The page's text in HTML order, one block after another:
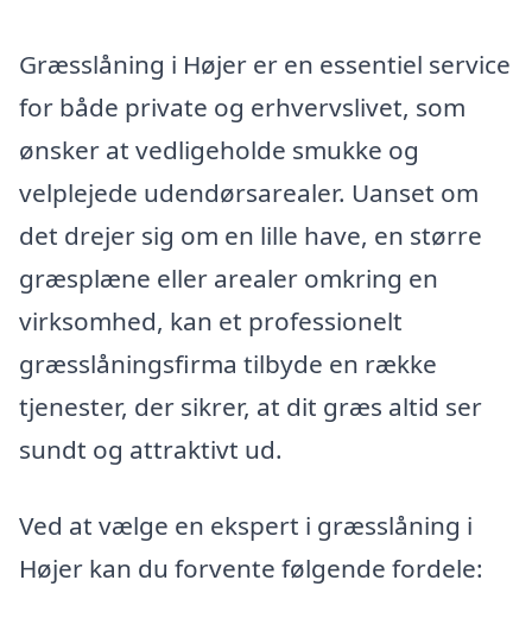
Græsslåning i Højer er en essentiel service
for både private og erhvervslivet, som
ønsker at vedligeholde smukke og
velplejede udendørsarealer. Uanset om
det drejer sig om en lille have, en større
græsplæne eller arealer omkring en
virksomhed, kan et professionelt
græsslåningsfirma tilbyde en række
tjenester, der sikrer, at dit græs altid ser
sundt og attraktivt ud.
Ved at vælge en ekspert i græsslåning i
Højer kan du forvente følgende fordele: